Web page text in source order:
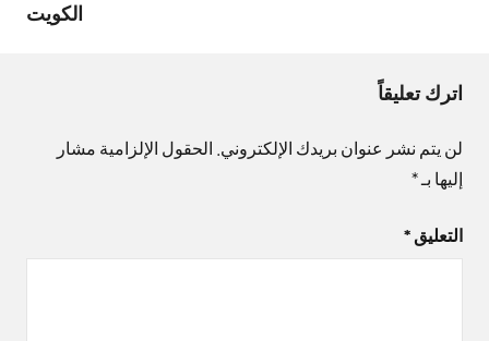
الكويت
اترك تعليقاً
لن يتم نشر عنوان بريدك الإلكتروني. الحقول الإلزامية مشار
إليها بـ*
التعليق *